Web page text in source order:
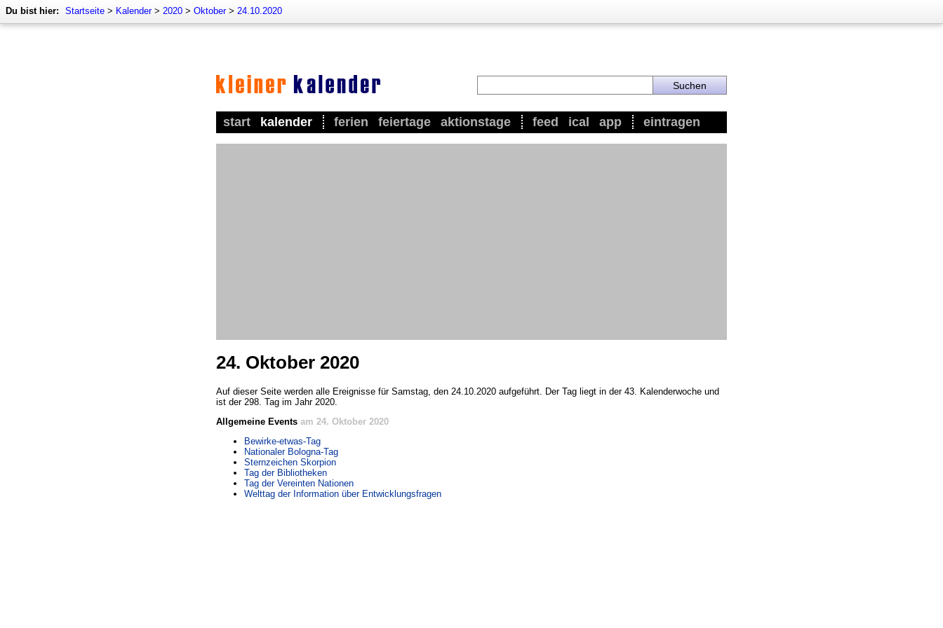
Du bist hier: Startseite > Kalender> 2020 > Oktober> 24.10.2020
start kalender ferien feiertage aktionstage feed ical app eintragen
24. Oktober 2020
Auf dieser Seite werden alle Ereignisse für Samstag, den 24.10.2020 aufgeführt. Der Tag liegt in der 43. Kalenderwoche und
ist der 298. Tag im Jahr 2020.
Allgemeine Events am 24. Oktober 2020
Bewirke-etwas-Tag
Nationaler Bologna-Tag
Sternzeichen Skorpion
Tag der Bibliotheken
Tag der Vereinten Nationen
Welttag der Information über Entwicklungsfragen